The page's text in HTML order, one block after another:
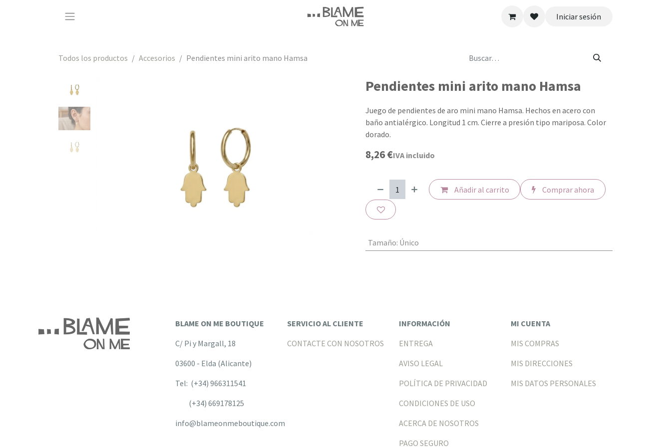
Iniciar sesión
Todos los productos Accesorios Pendientes mini arito mano Hamsa
Pendientes mini arito mano Hamsa
Juego de pendientes de aro mini mano Hamsa. Hechos en acero con
baño antialérgico. Longitud 1 cm. Cierre a presión tipo mariposa. Color
dorado.
8,26€IVA incluido
Añadir al carrito Comprar ahora
Tamaño: Único
BLAME ON ME BOUTIQUE
C/ Pi y Margall, 18
03600 - Elda (Alicante)
Tel: (+34) 966311541
(+34) 669178125
info@blameonmeboutique.com
SERVICIO AL CLIENTE
CONTACTE CON NOSOTROS
INFORMACIÓN
ENTREGA
AVISO LEGAL
POLÍTICA DE PRIVACIDAD
CONDICIONES DE USO
ACERCA DE NOSOTROS
PAGO SEGURO
MI CUENTA
MIS COMPRAS
MIS DIRECCIONES
MIS DATOS PERSONALES